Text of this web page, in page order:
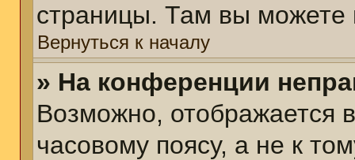
страницы. Там вы можете
Вернуться к началу
» На конференции
Возможно, отображается
часовому поясу, а не к